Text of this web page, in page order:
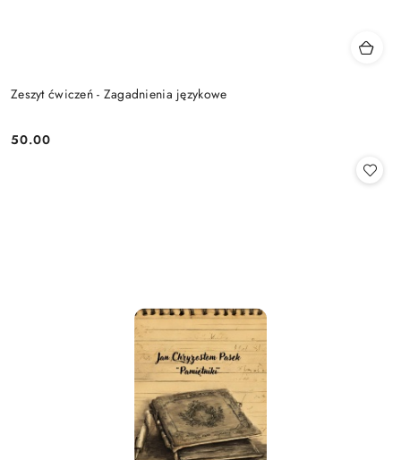
Zeszyt ćwiczeń - Zagadnienia językowe
Cena:
50.00